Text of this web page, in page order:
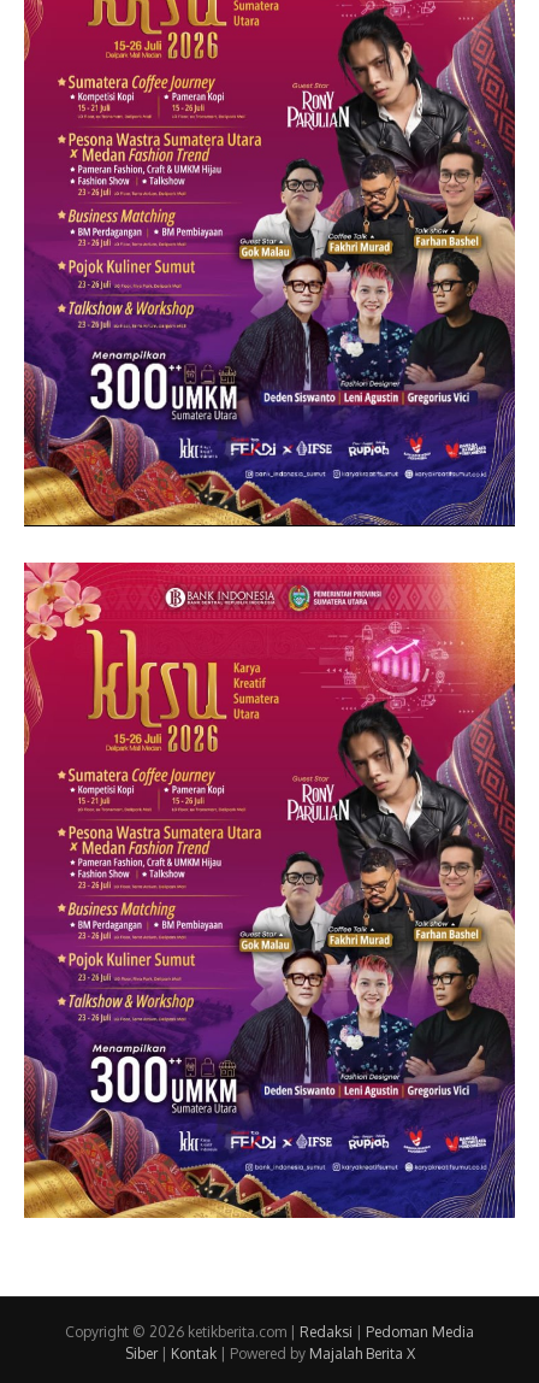
Copyright © 2026 ketikberita.com | Redaksi
Pedoman Media
Siber| Kontak| Powered by Majalah Berita X